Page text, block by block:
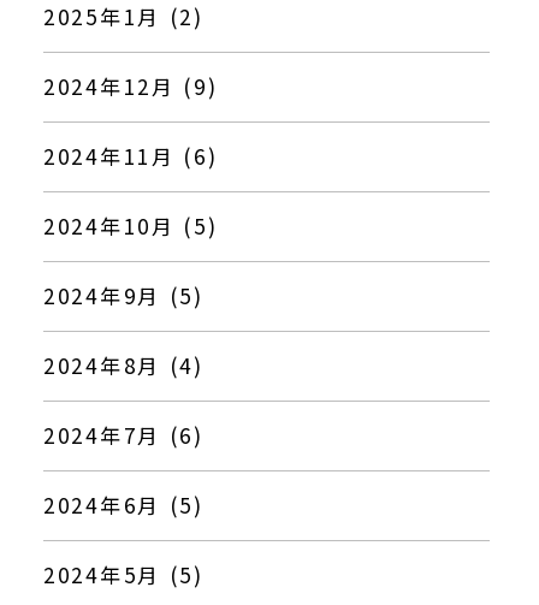
2025年1月 (2)
2024年12月 (9)
2024年11月 (6)
2024年10月 (5)
2024年9月 (5)
2024年8月 (4)
2024年7月 (6)
2024年6月 (5)
2024年5月 (5)